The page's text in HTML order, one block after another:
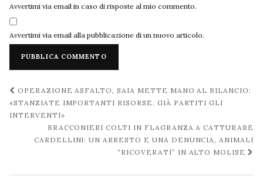
Avvertimi via email in caso di risposte al mio commento.
Avvertimi via email alla pubblicazione di un nuovo articolo.
Navigazione
post
OPERAZIONE ASFALTO, SAIA METTE MANO AL BILANCIO:
«STANZIATE IMPORTANTI RISORSE. GIÀ PARTITI GLI
INTERVENTI»
BRACCONIERI COLTI IN FLAGRANZA A CATTURARE
CARDELLINI: UN ARRESTO E UNA DENUNCIA, ANIMALI
“RICOVERATI” IN ALTO MOLISE